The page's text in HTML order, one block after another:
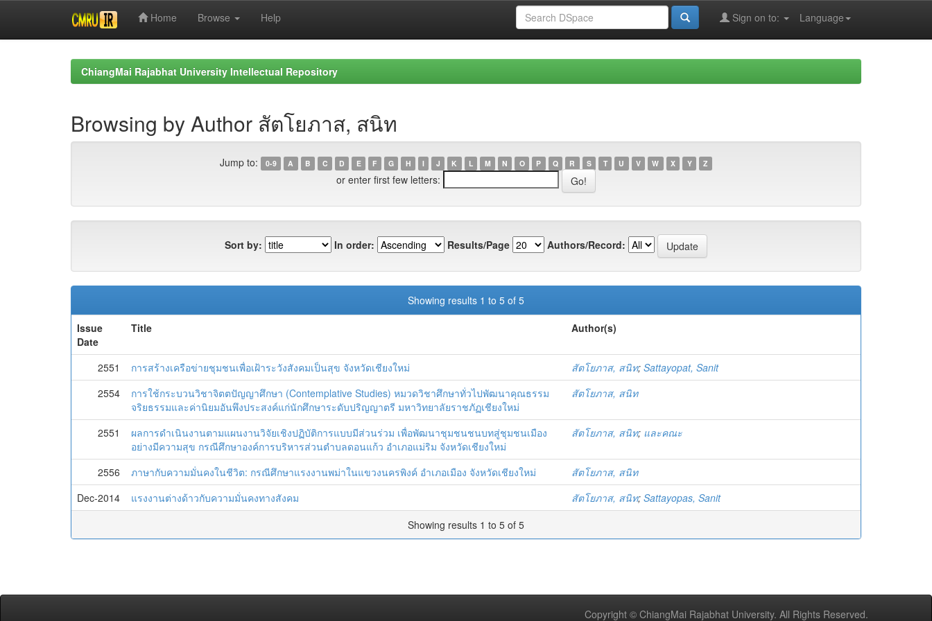
Home Browse Help Language
Sign on to:
ChiangMai Rajabhat University Intellectual Repository
Browsing by Author สัตโยภาส, สนิท
Jump to: 0-9 A B C D E F G H I J K L M N O P Q R S T U V W X Y Z
or enter first few letters:
Sort by: In order: Results/Page Authors/Record:
Showing results 1 to 5 of 5
Issue
Date
Title Author(s)
2551 การสร้างเครือข่ายชุมชนเพื่อเฝ้าระวังสังคมเป็นสุข จังหวัดเชียงใหม่ สัตโยภาส, สนิท; Sattayopat, Sanit
2554
การใช้กระบวนวิชาจิตตปัญญาศึกษา (Contemplative Studies) หมวดวิชาศึกษาทั่วไปพัฒนาคุณธรรม
จริยธรรมและค่านิยมอันพึงประสงค์แก่นักศึกษาระดับปริญญาตรี มหาวิทยาลัยราชภัฏเชียงใหม่
สัตโยภาส, สนิท
2551
ผลการดำเนินงานตามแผนงานวิจัยเชิงปฏิบัติการแบบมีส่วนร่วม เพื่อพัฒนาชุมชนชนบทสู่ชุมชนเมือง
อย่างมีความสุข กรณีศึกษาองค์การบริหารส่วนตำบลดอนแก้ว อำเภอแม่ริม จังหวัดเชียงใหม่
สัตโยภาส, สนิท; และคณะ
2556 ภาษากับความมั่นคงในชีวิต: กรณีศึกษาแรงงานพม่าในแขวงนครพิงค์ อำเภอเมือง จังหวัดเชียงใหม่
สัตโยภาส, สนิท
Dec-2014
แรงงานต่างด้าวกับความมั่นคงทางสังคม สัตโยภาส, สนิท; Sattayopas, Sanit
Showing results 1 to 5 of 5
Copyright © ChiangMai Rajabhat University. All Rights Reserved.